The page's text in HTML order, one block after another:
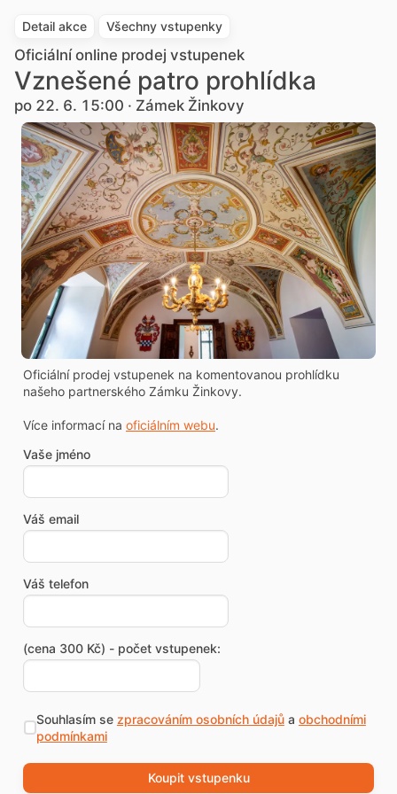
Detail akce Všechny vstupenky
Oficiální online prodej vstupenek
Vznešené patro prohlídka
po 22. 6. 15:00 · Zámek Žinkovy
Oficiální prodej vstupenek na komentovanou prohlídku
našeho partnerského Zámku Žinkovy.
Více informací na oficiálním webu.
Vaše jméno
Váš email
Váš telefon
(cena 300 Kč) - počet vstupenek:
Souhlasím se zpracováním osobních údajůa obchodními
podmínkami
Koupit vstupenku